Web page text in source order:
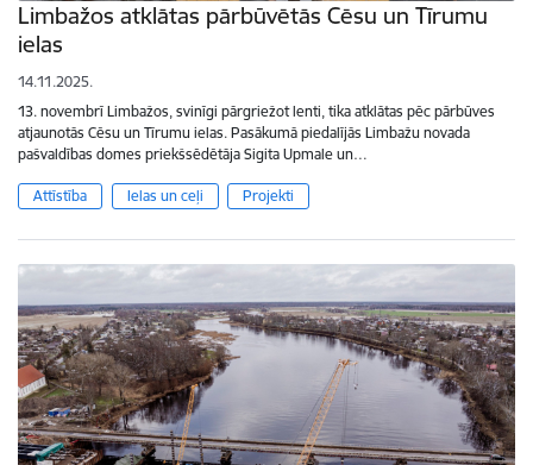
Limbažos atklātas pārbūvētās Cēsu un Tīrumu
ielas
14.11.2025.
13. novembrī Limbažos, svinīgi pārgriežot lenti, tika atklātas pēc pārbūves
atjaunotās Cēsu un Tīrumu ielas. Pasākumā piedalījās Limbažu novada
pašvaldības domes priekšsēdētāja Sigita Upmale un…
Attīstība Ielas un ceļi Projekti